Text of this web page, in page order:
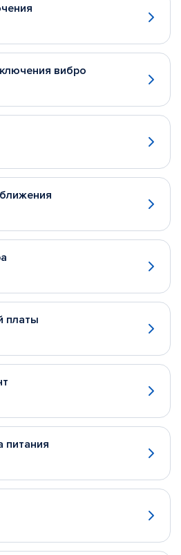
вибро
платы
питания